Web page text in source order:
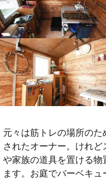
元々は筋トレの場所の
されたオーナー。けれ
や家族の道具を置ける物
ます。お庭でバーベキ